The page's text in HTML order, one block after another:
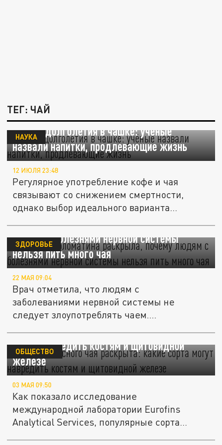
ТЕГ: ЧАЙ
Секрет долголетия в чашке: учёные
назвали напитки, продлевающие жизнь
НАУКА
12 ИЮЛЯ 23:48
Регулярное употребление кофе и чая
связывают со снижением смертности,
однако выбор идеального варианта
Диетолог Соломатина раскрыла, почему
людям с болезнями нервной системы
нельзя пить много чая
ЗДОРОВЬЕ
22 МАЯ 09:04
Врач отметила, что людям с
заболеваниями нервной системы не
следует злоупотреблять чаем.
Загадка опасного чая раскрыта: какие сорта
могут навредить костям и щитовидной
железе
ОБЩЕСТВО
03 МАЯ 09:50
Как показало исследование
международной лаборатории Eurofins
Analytical Services, популярные сорта
Неожиданный манёвр России во время